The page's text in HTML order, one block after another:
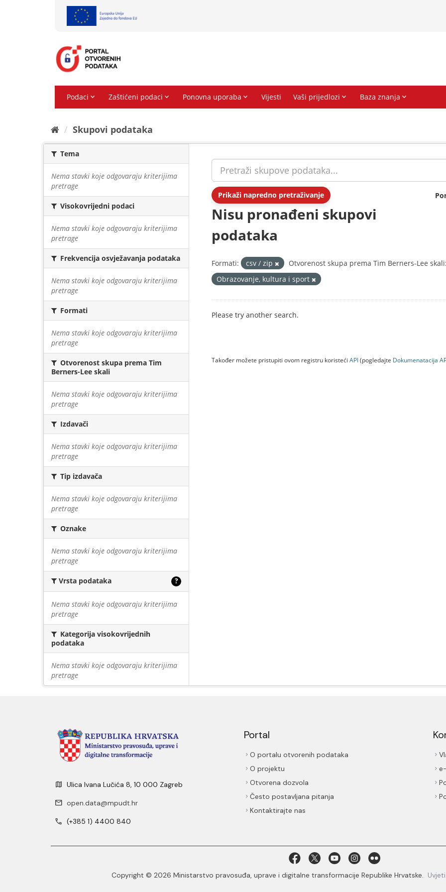
Skupovi podаtаkа
Tema
Nema stavki koje odgovaraju kriterijima
pretrage
Visokovrijedni podaci
Nema stavki koje odgovaraju kriterijima
pretrage
Frekvencija osvježavanja podataka
Nema stavki koje odgovaraju kriterijima
pretrage
Formati
Nema stavki koje odgovaraju kriterijima
pretrage
Otvorenost skupa prema Tim
Berners-Lee skali
Nema stavki koje odgovaraju kriterijima
pretrage
Izdavači
Nema stavki koje odgovaraju kriterijima
pretrage
Tip izdavača
Nema stavki koje odgovaraju kriterijima
pretrage
Oznake
Nema stavki koje odgovaraju kriterijima
pretrage
Vrsta podataka ?
Nema stavki koje odgovaraju kriterijima
pretrage
Kategorija visokovrijednih
podataka
Nema stavki koje odgovaraju kriterijima
pretrage
Prikaži napredno pretraživanje
Nisu pronađeni skupovi
podataka
Formati: csv / zip Otvorenost skupa prema Tim Berners-Lee skali:
Obrazovanje, kultura i sport
Please try another search.
Također možete pristupiti ovom registru koristeći API(pogledajte Dokumenаtаcijа